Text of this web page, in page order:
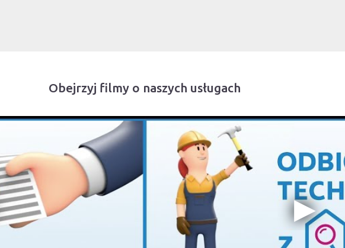
Obejrzyj filmy o naszych usługach